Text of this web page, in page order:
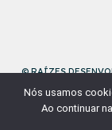
© RAÍZES
DESENVOLVIDO
Nós usamos
Ao continuar